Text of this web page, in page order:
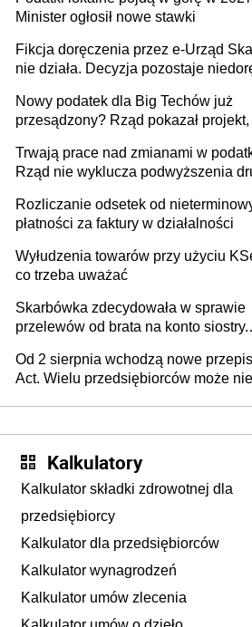
racjonalnym wyjściem
Minister ogłosił nowe stawki
Fikcja doręczenia przez e-Urząd
nie działa. Decyzja pozostaje
Nowy podatek dla Big Techów już
przesądzony? Rząd pokazał
Trwają prace nad zmianami w
Rząd nie wyklucza podwyższenia
Rozliczanie odsetek od
płatności za faktury w działalności
Wyłudzenia towarów przy użyciu
co trzeba uważać
Skarbówka zdecydowała w sprawie
przelewów od brata na konto siostry.
darowizna, ale podatku jednak nie
Od 2 sierpnia wchodzą nowe
Act. Wielu przedsiębiorców może nie
Kalkulatory
Kalkulator składki zdrowotnej dla
przedsiębiorcy
Kalkulator dla przedsiębiorców
Kalkulator wynagrodzeń
Kalkulator umów zlecenia